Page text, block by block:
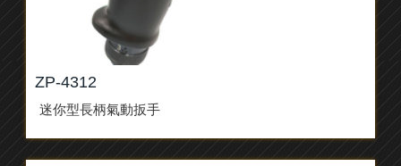
ZP-4312
迷你型長柄氣動扳手